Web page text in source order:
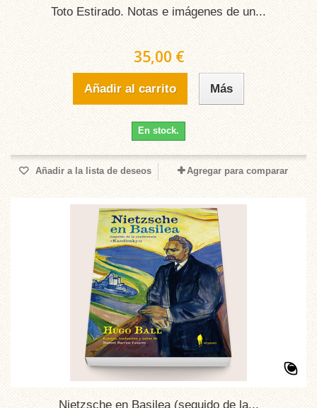
Toto Estirado. Notas e imágenes de un...
35,00 €
Añadir al carrito Más
En stock.
Añadir a la lista de deseos Agregar para comparar
Nietzsche en Basilea (seguido de la...